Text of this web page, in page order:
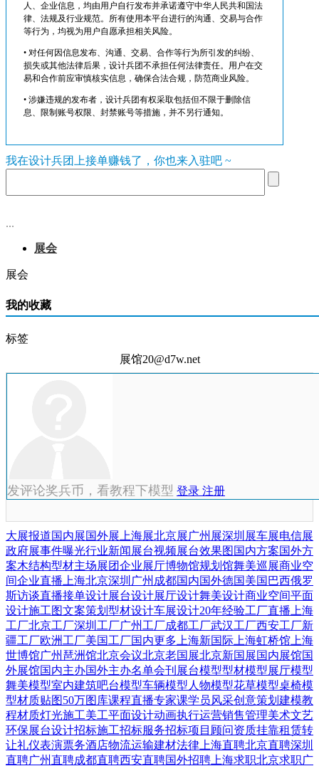
人、企业信息，均由用户自行发布并承诺遵守中华人民共和国法
律、法规及行业规范。所有使用本平台进行的沟通、交易与合作
等行为，均视为用户自愿承担相关风险。
• 对任何因信息发布、沟通、交易、合作等行为所引发的纠纷、
损失或其他法律后果，设计兵团不承担任何法律责任。用户在交
易和合作前应审慎核实信息，确保合法合规，防范商业风险。
• 涉嫌违规的发布者，设计兵团有权采取包括但不限于删除信
息、限制账号权限、封禁账号等措施，并不另行通知。
我在设计兵团上接单赚钱了，你也来入驻吧 ~
...
展会
展会
我的收藏
标签
展馆20@d7w.net
发评论奖兵币，看教程下模型 登录 注册
大展报道国内展国外展 上海展北京展广州展深圳展车展电信展
政府展事件曝光行业新闻 展台视频展台效果图 国内方案国外方
案木结构型材主场展团企业展厅博物馆规划馆舞美巡展商业空
间企业直播 上海北京深圳 广州 成都国内国外德国美国 巴西俄罗
斯访谈直播接单设计展台设计展厅设计舞美设计商业空间平面
设计施工图文案策划 型材设计车展设计20年经验工厂直播 上海
工厂北京工厂深圳工厂广州工厂成都工厂武汉工厂西安工厂新
疆工厂欧洲工厂美国工厂国内更多 上海新国际 上海虹桥馆 上海
世博馆广州琶洲馆北京会议北京老国展北京新国展国内展馆国
外展馆国内主办国外主办名单会刊 展台模型型材模型展厅模型
舞美模型室内建筑吧台模型车辆模型 人物模型花草模型桌椅模
型材质贴图50万图库课程直播专家课学员风采创意策划 建模教
程材质灯光施工美工平面设计动画执行运营销售管理美术文艺
环保展台设计招标施工招标服务招标项目顾问资质挂靠租赁转
让礼仪表演票务酒店物流运输建材法律 上海直聘北京直聘深圳
直聘广州直聘成都直聘西安直聘国外招聘 上海求职北京求职广